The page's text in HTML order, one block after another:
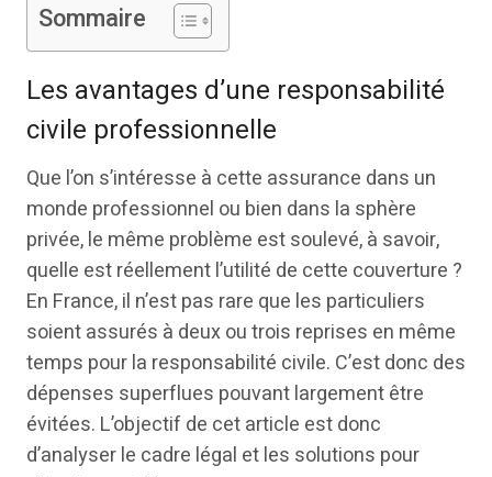
Sommaire
Les avantages d’une responsabilité
civile professionnelle
Que l’on s’intéresse à cette assurance dans un
monde professionnel ou bien dans la sphère
privée, le même problème est soulevé, à savoir,
quelle est réellement l’utilité de cette couverture ?
En France, il n’est pas rare que les particuliers
soient assurés à deux ou trois reprises en même
temps pour la responsabilité civile. C’est donc des
dépenses superflues pouvant largement être
évitées. L’objectif de cet article est donc
d’analyser le cadre légal et les solutions pour